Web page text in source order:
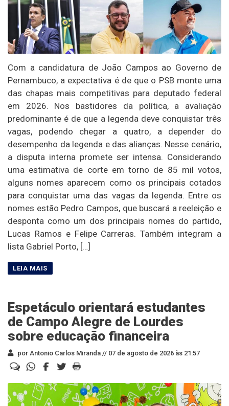
Com a candidatura de João Campos ao Governo de
Pernambuco, a expectativa é de que o PSB monte uma
das chapas mais competitivas para deputado federal
em 2026. Nos bastidores da política, a avaliação
predominante é de que a legenda deve conquistar três
vagas, podendo chegar a quatro, a depender do
desempenho da legenda e das alianças. Nesse cenário,
a disputa interna promete ser intensa. Considerando
uma estimativa de corte em torno de 85 mil votos,
alguns nomes aparecem como os principais cotados
para conquistar uma das vagas da legenda. Entre os
nomes estão Pedro Campos, que buscará a reeleição e
desponta como um dos principais nomes do partido,
Lucas Ramos e Felipe Carreras. Também integram a
lista Gabriel Porto, […]
Espetáculo orientará estudantes
de Campo Alegre de Lourdes
sobre educação financeira
por Antonio Carlos Miranda // 07 de agosto de 2026 às 21:57